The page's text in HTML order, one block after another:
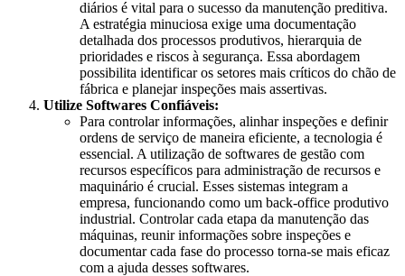
diários é vital para o sucesso da manutenção preditiva.
A estratégia minuciosa exige uma documentação
detalhada dos processos produtivos, hierarquia de
prioridades e riscos à segurança. Essa abordagem
possibilita identificar os setores mais críticos do chão de
fábrica e planejar inspeções mais assertivas.
Utilize Softwares Confiáveis:
Para controlar informações, alinhar inspeções e definir
ordens de serviço de maneira eficiente, a tecnologia é
essencial. A utilização de softwares de gestão com
recursos específicos para administração de recursos e
maquinário é crucial. Esses sistemas integram a
empresa, funcionando como um back-office produtivo
industrial. Controlar cada etapa da manutenção das
máquinas, reunir informações sobre inspeções e
documentar cada fase do processo torna-se mais eficaz
com a ajuda desses softwares.